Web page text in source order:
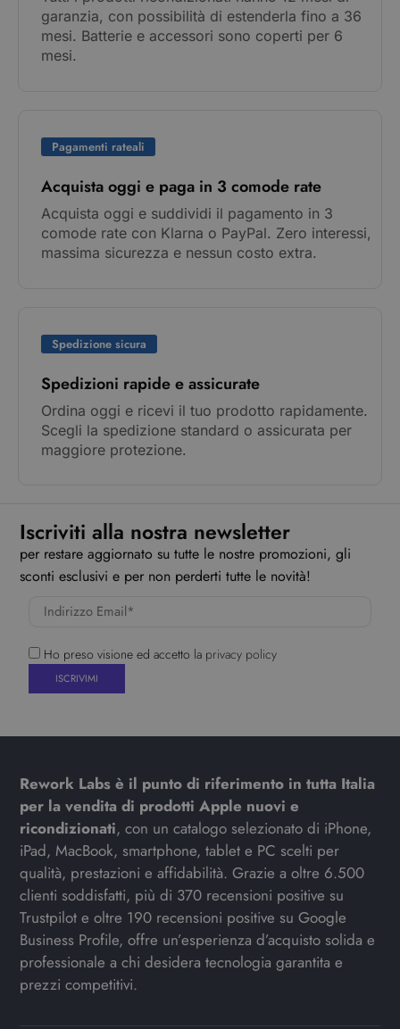
garanzia, con possibilità di estenderla fino a 36
mesi. Batterie e accessori sono coperti per 6
mesi.
Pagamenti rateali
Acquista oggi e paga in 3 comode rate
Acquista oggi e suddividi il pagamento in 3
comode rate con Klarna o PayPal. Zero interessi,
massima sicurezza e nessun costo extra.
Spedizione sicura
Spedizioni rapide e assicurate
Ordina oggi e ricevi il tuo prodotto rapidamente.
Scegli la spedizione standard o assicurata per
maggiore protezione.
Iscriviti alla nostra newsletter
per restare aggiornato su tutte le nostre promozioni, gli
sconti esclusivi e per non perderti tutte le novità!
Ho preso visione ed accetto la privacy policy
Rework Labs è il punto di riferimento in tutta Italia
per la vendita di prodotti Apple nuovi e
ricondizionati, con un catalogo selezionato di iPhone,
iPad, MacBook, smartphone, tablet e PC scelti per
qualità, prestazioni e affidabilità. Grazie a oltre 6.500
clienti soddisfatti, più di 370 recensioni positive su
Trustpilot e oltre 190 recensioni positive su Google
Business Profile, offre un’esperienza d’acquisto solida e
professionale a chi desidera tecnologia garantita e
prezzi competitivi.